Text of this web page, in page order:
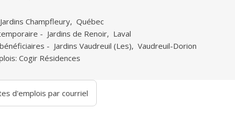
Jardins Champfleury, Québec
- Jardins de Renoir, Laval
- Jardins Vaudreuil (Les), Vaudreuil-Dorion
Cogir Résidences
d'emplois par courriel